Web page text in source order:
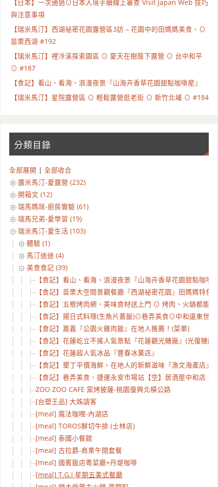
【日本】一次通過⊙日本入境手續線上審查 Visit Japan Web 技巧
與注意事項
【瑞米馬汀】西湖祕密花園露營區3訪 – 花園中的田媽媽美食、⊙
苗栗西湖 #192
【瑞米馬汀】裡冷溪探索園區 ⊙ 夏天在樹蔭下露營 ⊙ 台中和平
⊙ #187
【食記】看山、看海、浪漫夜景『山海卉香草花園甜點咖啡屋』
【瑞米馬汀】星院露營區 ⊙ 輕鬆露營逛老街 ⊙ 新竹北埔 ⊙ #184
分類目錄
全部展開 | 全部收合
露米馬汀-愛露營 (232)
開箱文 (12)
瑞馬媽咪-廚房實驗 (61)
瑞馬兄弟-愛學習 (19)
瑞米馬汀-愛生活 (103)
體驗 (1)
馬汀迪迪 (4)
美食食記 (39)
【食記】看山、看海、浪漫夜景『山海卉香草花園甜點咖啡
【食記】苗栗大空間景觀餐廳『西湖祕密花園』田媽媽特色
【食記】五根烤肉網、美味食材送上門 ⊙ 烤肉、火鍋都能
【食記】揚日式料理(生魚片蓋飯)⊙巷弄美食⊙中和遠東世紀
【食記】嘉義『公園火雞肉飯』在地人推薦！(菜單)
【食記】花蓮屹立不搖人氣景點『花蓮觀光糖廠』(光復糖廠)
【食記】花蓮超人氣冰品『豐春冰菓店』
【食記】墾丁平價海鮮，在地人的新鮮滋味『漁文海產店』
【食記】巷弄美食、捷運永安市場站【空】居酒屋中和店
ZOO ZOO CAFE 窯烤披薩-桃園復興北橫公路
[台塑王品] 大姊請客
[meal] 魔法咖哩-內湖店
[meal] TOROS鮮切牛排 (士林店)
[meal] 泰國小餐館
[meal] 古拉爵-商業午間套餐
[meal] 國賓飯店粵菜廳+丹堤咖啡
[meal] T.G.I 星期五美式餐廳